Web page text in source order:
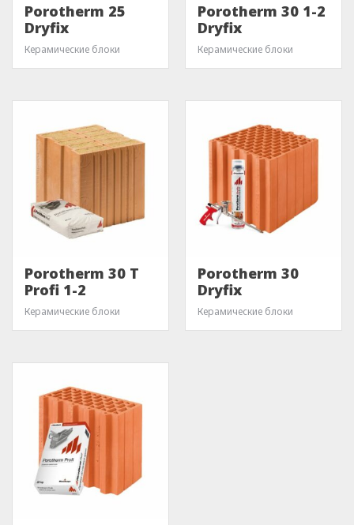
Porotherm 25
Dryfix
Керамические блоки
Porotherm 30 1-2
Dryfix
Керамические блоки
Porotherm 30 T
Profi 1-2
Керамические блоки
Porotherm 30
Dryfix
Керамические блоки